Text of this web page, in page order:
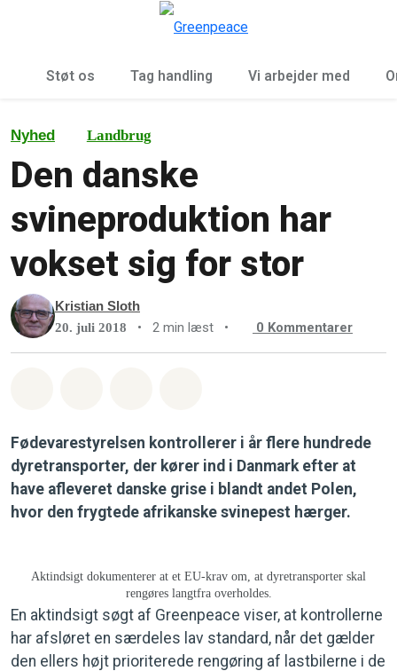
Støt os Tag handling Vi arbejder med
Nyhed Landbrug
Den danske
svineproduktion har
vokset sig for stor
Kristian Sloth
20. juli 2018 • 2 min læst • 0 Kommentarer
Fødevarestyrelsen kontrollerer i år flere hundrede
dyretransporter, der kører ind i Danmark efter at
have afleveret danske grise i blandt andet Polen,
hvor den frygtede afrikanske svinepest hærger.
Aktindsigt dokumenterer at et EU-krav om, at dyretransporter skal
rengøres langtfra overholdes.
En aktindsigt søgt af Greenpeace viser, at kontrollerne
har afsløret en særdeles lav standard, når det gælder
den ellers højt prioriterede rengøring af lastbilerne i de